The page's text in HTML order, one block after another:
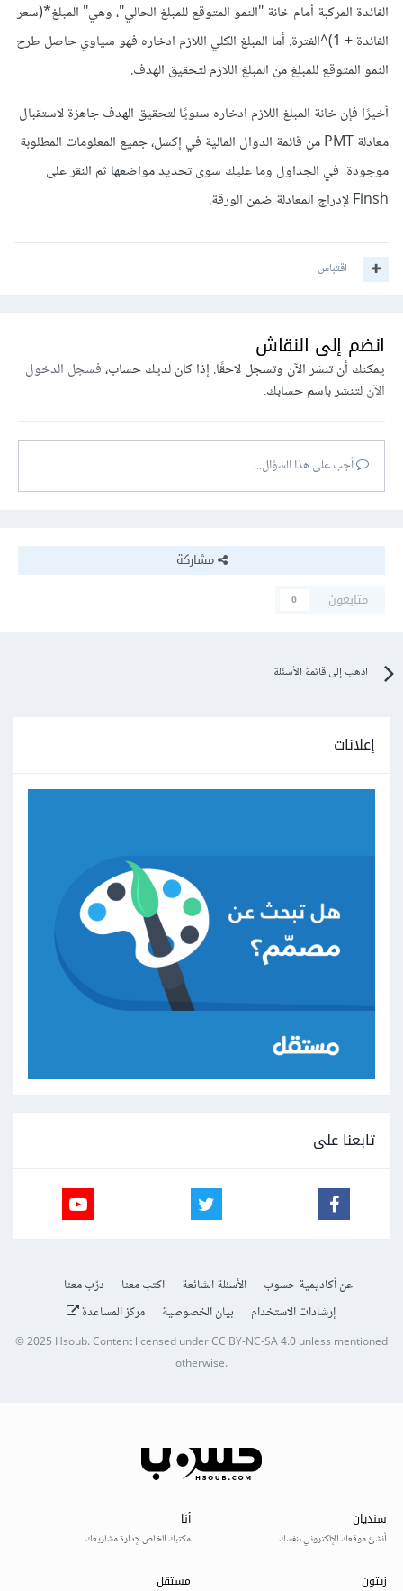
الفائدة المركبة أمام خانة "النمو المتوقع للمبلغ الحالي"، وهي" المبلغ*(سعر
الفائدة + 1)^الفترة. أما المبلغ الكلي اللازم ادخاره فهو سياوي حاصل طرح
النمو المتوقع للمبلغ من المبلغ اللازم لتحقيق الهدف.
أخيرًا فإن خانة المبلغ اللازم ادخاره سنويًا لتحقيق الهدف جاهزة لاستقبال
معادلة PMT من قائمة الدوال المالية في إكسل، جميع المعلومات المطلوبة
موجودة في الجداول وما عليك سوى تحديد مواضعها ثم النقر على
Finsh لإدراج المعادلة ضمن الورقة.
اقتباس
انضم إلى النقاش
يمكنك أن تنشر الآن وتسجل لاحقًا. إذا كان لديك حساب،فسجل الدخول
الآنلتنشر باسم حسابك.
أجب على هذا السؤال...
مشاركة
متابعون
0
اذهب إلى قائمة الأسئلة
إعلانات
تابعنا على
عن أكاديمية حسوب الأسئلة الشائعة اكتب معنا
درّب معنا
إرشادات الاستخدام
بيان الخصوصية مركز المساعدة
© 2025Hsoub.Content licensed underCC BY-NC-SA 4.0unless mentioned
otherwise.